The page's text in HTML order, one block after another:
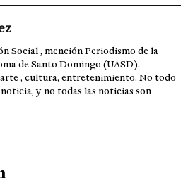
Social , mención Periodismo de la
de Santo Domingo (UASD).
, cultura, entretenimiento. No todo
y no todas las noticias son